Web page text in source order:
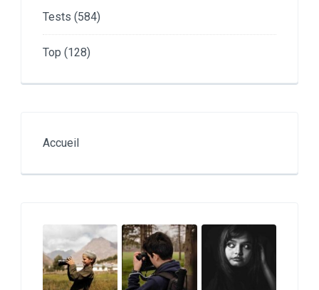
Tests (584)
Top (128)
Accueil